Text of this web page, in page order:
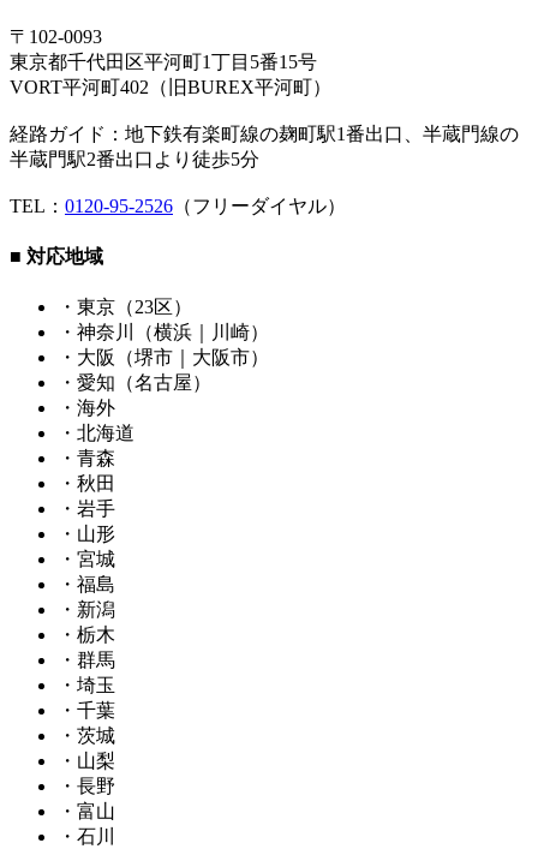
〒102-0093
東京都千代田区平河町1丁目5番15号
VORT平河町402（旧BUREX平河町）
経路ガイド：地下鉄有楽町線の麹町駅1番出口、半蔵門線の
半蔵門駅2番出口より徒歩5分
TEL： 0120-95-2526 （フリーダイヤル）
■ 対応地域
・東京（23区）
・神奈川（横浜｜川崎）
・大阪（堺市｜大阪市）
・愛知（名古屋）
・海外
・北海道
・青森
・秋田
・岩手
・山形
・宮城
・福島
・新潟
・栃木
・群馬
・埼玉
・千葉
・茨城
・山梨
・長野
・富山
・石川